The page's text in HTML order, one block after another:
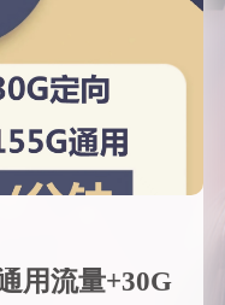
用流量+30G